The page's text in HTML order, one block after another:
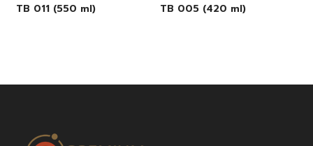
TB 011 (550 ml) TB 005 (420 ml)